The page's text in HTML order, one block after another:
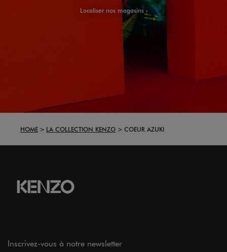
Localiser nos magasins
HOME LA COLLECTION KENZO COEUR AZUKI
Inscrivez-vous à notre newsletter